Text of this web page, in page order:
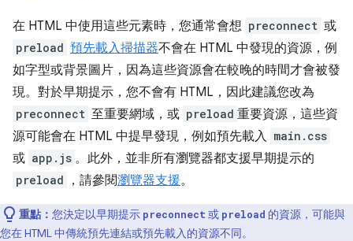
在 HTML 中使用這些元素時，您通常會想 preconnect 或
preload 預先載入掃描器不會在 HTML 中發現的資源，例
如字型或背景圖片，因為這些資源會在較晚的時間才會被發
現。對於早期提示，您不會有 HTML，因此建議您改為
preconnect 至重要網域，或 preload 重要資源，這些資
源可能會在 HTML 中提早發現，例如預先載入 main.css
或 app.js 。此外，並非所有瀏覽器都支援早期提示的
preload ，請參閱瀏覽器支援。
重點： 您決定以早期提示 preconnect 或 preload 的資源，可能與
您在 HTML 中傳統預先連結或預先載入的資源不同。